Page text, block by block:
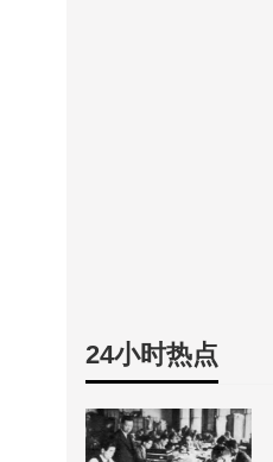
24小时热点